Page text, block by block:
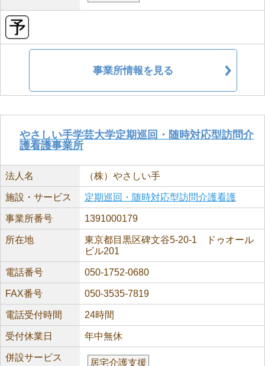
事業所情報を見る
やさしい手学芸大学定期巡回・随時対応型訪問介
護看護事業所
法人名 （株）やさしい手
施設・サービス 定期巡回・随時対応型訪問介護看護
事業所番号 1391000179
所在地
東京都目黒区碑文谷5-20-1 ドゥオール
ビル201
電話番号 050-1752-0680
FAX番号 050-3535-7819
電話受付時間 24時間
受付休業日 年中無休
併設サービス
居宅介護支援